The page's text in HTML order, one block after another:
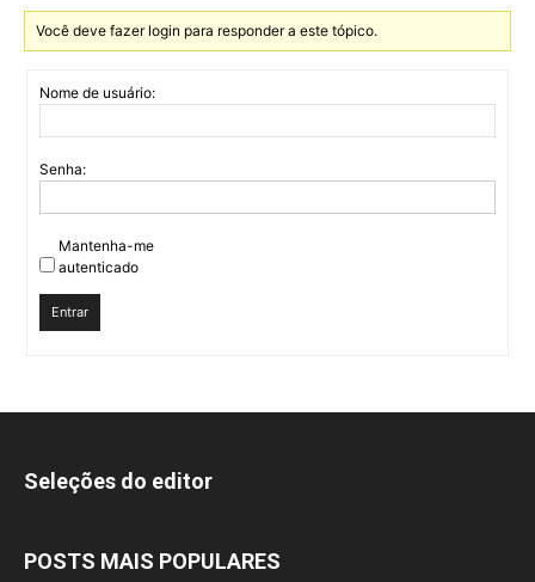
Você deve fazer login para responder a este tópico.
Nome de usuário:
Senha:
Mantenha-me
autenticado
Entrar
Seleções do editor
POSTS MAIS POPULARES